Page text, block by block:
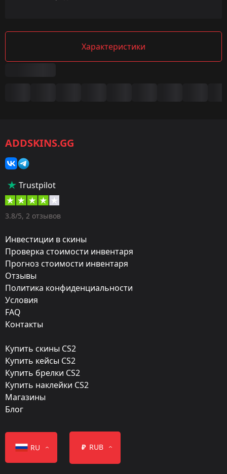
Характеристики
Категория:
Скины
Дробовики
Оружие:
Exterior:
Поношенное
Разрушение ядра
Finish catalog:
Популярность:
85 %
ADDSKINS.GG
Trustpilot
3.8/5, 2 отзывов
Инвестиции в скины
Проверка стоимости инвентаря
Прогноз стоимости инвентаря
Отзывы
Политика конфиденциальности
Условия
FAQ
Контакты
Купить скины CS2
Купить кейсы CS2
Купить брелки CS2
Купить наклейки CS2
Магазины
Блог
RU ₽ RUB